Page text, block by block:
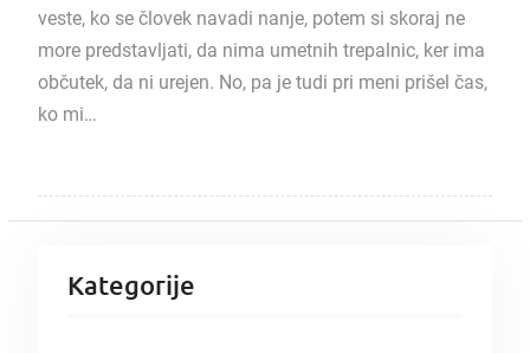
veste, ko se človek navadi nanje, potem si skoraj ne
more predstavljati, da nima umetnih trepalnic, ker ima
občutek, da ni urejen. No, pa je tudi pri meni prišel čas,
ko mi…
Kategorije